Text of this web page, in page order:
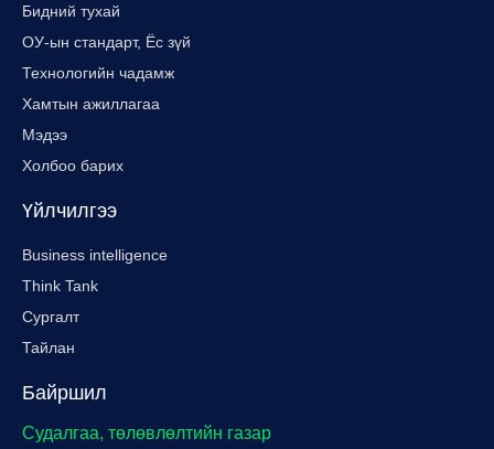
Бидний тухай
ОУ-ын стандарт, Ёс зүй
Технологийн чадамж
Хамтын ажиллагаа
Мэдээ
Холбоо барих
Үйлчилгээ
Business intelligence
Think Tank
Сургалт
Тайлан
Байршил
Судалгаа, төлөвлөлтийн газар